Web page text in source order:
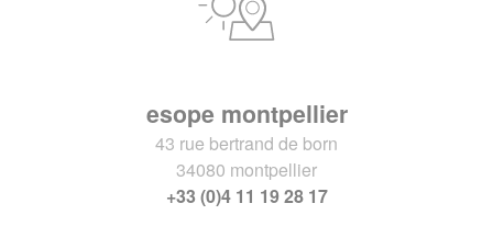
esope montpellier
43 rue bertrand de born
34080 montpellier
+33 (0)4 11 19 28 17